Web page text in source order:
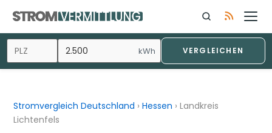
Inhalt
springen
kWh VERGLEICHEN
Stromvergleich Deutschland ›Hessen ›Landkreis
Lichtenfels